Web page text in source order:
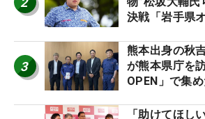
決戦「岩手県
3
熊本出身の秋
が熊本県庁を
OPEN」で集
「助けてほし